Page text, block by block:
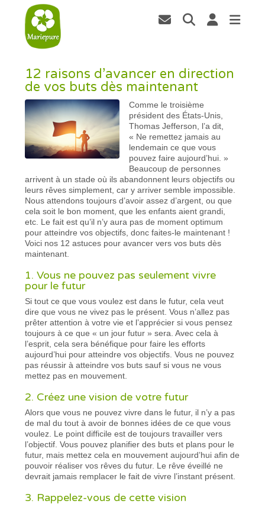
12 raisons d’avancer en direction
de vos buts dès maintenant
Comme le troisième
président des États-Unis,
Thomas Jefferson, l’a dit,
« Ne remettez jamais au
lendemain ce que vous
pouvez faire aujourd’hui. »
Beaucoup de personnes
arrivent à un stade où ils abandonnent leurs objectifs ou
leurs rêves simplement, car y arriver semble impossible.
Nous attendons toujours d’avoir assez d’argent, ou que
cela soit le bon moment, que les enfants aient grandi,
etc. Le fait est qu’il n’y aura pas de moment optimum
pour atteindre vos objectifs, donc faites-le maintenant !
Voici nos 12 astuces pour avancer vers vos buts dès
maintenant.
1. Vous ne pouvez pas seulement vivre
pour le futur
Si tout ce que vous voulez est dans le futur, cela veut
dire que vous ne vivez pas le présent. Vous n’allez pas
prêter attention à votre vie et l’apprécier si vous pensez
toujours à ce que « un jour futur » sera. Avec cela à
l’esprit, cela sera bénéfique pour faire les efforts
aujourd’hui pour atteindre vos objectifs. Vous ne pouvez
pas réussir à atteindre vos buts sauf si vous ne vous
mettez pas en mouvement.
2. Créez une vision de votre futur
Alors que vous ne pouvez vivre dans le futur, il n’y a pas
de mal du tout à avoir de bonnes idées de ce que vous
voulez. Le point difficile est de toujours travailler vers
l’objectif. Vous pouvez planifier des buts et plans pour le
futur, mais mettez cela en mouvement aujourd’hui afin de
pouvoir réaliser vos rêves du futur. Le rêve éveillé ne
devrait jamais remplacer le fait de vivre l’instant présent.
3. Rappelez-vous de cette vision